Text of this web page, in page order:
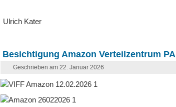
Ulrich Kater
Besichtigung Amazon Verteilzentrum
Geschrieben am 22. Januar 2026